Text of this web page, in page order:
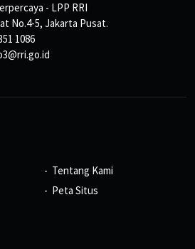
- LPP RRI
No.4-5, Jakarta Pusat.
1086
Tentang Kami
Peta Situs